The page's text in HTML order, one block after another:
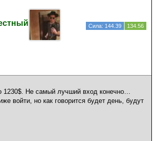
Сила: 144.39 134.56
1230$. Не самый лучший вход конечно…
войти, но как говорится будет день, будут